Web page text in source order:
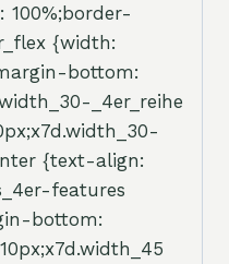
{width:
bottom:
_4er_reihe
{text-align:
features
bottom: